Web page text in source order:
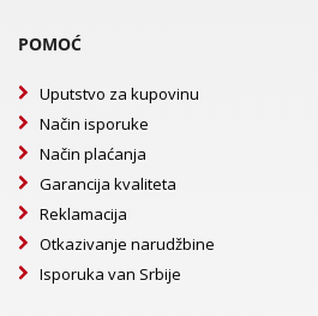
POMOĆ
Uputstvo za kupovinu
Način isporuke
Način plaćanja
Garancija kvaliteta
Reklamacija
Otkazivanje narudžbine
Isporuka van Srbije